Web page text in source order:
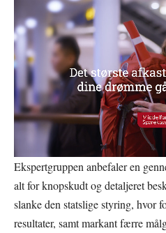
Ekspertgruppen anbefaler en
alt for knopskudt og detaljeret
slanke den statslige styring, hvor
resultater, samt markant færre